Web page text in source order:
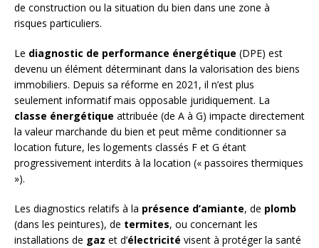
de construction ou la situation du bien dans une zone à
risques particuliers.
Le diagnostic de performance énergétique (DPE) est
devenu un élément déterminant dans la valorisation des biens
immobiliers. Depuis sa réforme en 2021, il n’est plus
seulement informatif mais opposable juridiquement. La
classe énergétique attribuée (de A à G) impacte directement
la valeur marchande du bien et peut même conditionner sa
location future, les logements classés F et G étant
progressivement interdits à la location (« passoires thermiques
»).
Les diagnostics relatifs à la présence d’amiante, de plomb
(dans les peintures), de termites, ou concernant les
installations de gaz et d’électricité visent à protéger la santé